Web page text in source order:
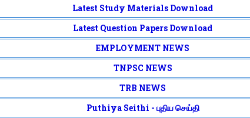
Latest Study Materials Download
Latest Question Papers Download
EMPLOYMENT NEWS
TNPSC NEWS
TRB NEWS
Puthiya Seithi - புதிய செய்தி